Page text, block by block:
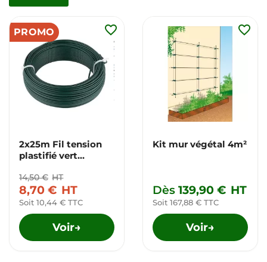
PROMO
2x25m Fil tension
plastifié vert
14,50 € HT
8,70 € HT
Soit 10,44 € TTC
Voir→
favorite_border
Kit mur végétal 4m²
Dès 139,90 € HT
Soit 167,88 € TTC
Voir→
favorite_border